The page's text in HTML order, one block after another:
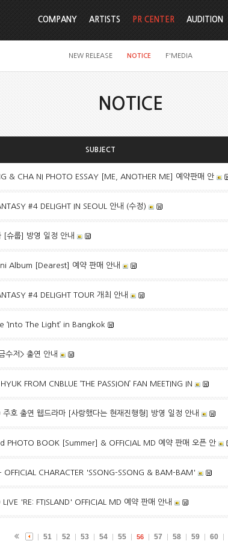
COMPANY ARTISTS PR CENTER
NEW RELEASE NOTICE F'MEDIA
AUDITION
NOTICE
SUBJECT
& CHA NI PHOTO ESSAY [ME, ANOTHER ME] 예약판매 안
#4 DELIGHT IN SEOUL 안내 (수정)
[슈룹] 방영 일정 안내
Album [Dearest] 예약 판매 안내
#4 DELIGHT TOUR 개최 안내
‘Into The Light’ in Bangkok
수저> 출연 안내
FROM CNBLUE ‘THE PASSION’ FAN MEETING IN
호 출연 웹드라마 [사랑했다는 현재진행형] 방영 일정 안내
PHOTO BOOK [Summer] & OFFICIAL MD 예약 판매 오픈 안
OFFICIAL CHARACTER 'SSONG-SSONG & BAM-BAM'
'RE: FTISLAND' OFFICIAL MD 예약 판매 안내
51 52 53 54 55 56 57 58 59 60